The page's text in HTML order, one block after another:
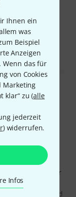
Ihnen ein
was
Beispiel
Anzeigen
Wenn das für
von Cookies
Marketing
klar“ zu (alle
jederzeit
) widerrufen.
Infos
und von
überzeugt.
sehr
lang, dadurch der
steif und
auf dem Board